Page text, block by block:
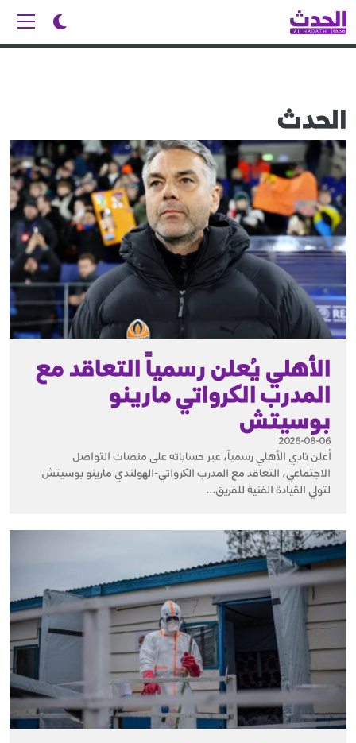
الحدث
الأهلي يُعلن رسمياً التعاقد مع
المدرب الكرواتي مارينو
بوسيتش
2026-08-06
أعلن نادي الأهلي رسمياً، عبر حساباته على منصات التواصل
الاجتماعي، التعاقد مع المدرب الكرواتي-الهولندي مارينو بوسيتش
لتولي القيادة الفنية للفريق...